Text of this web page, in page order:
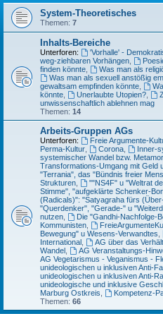
System-Theoretisches
Themen: 7
Inhalts-Bereiche
Unterforen: 'Vorhalle' -
weg-ziehbaren Vorhängen
finden könnte
Was man als
Was man als sexuell anstößig
gewaltsam empfinden könnte
könnte
Unerlaubte Utopien?,
unwissenschaftlich ablehnen mag
Themen: 14
Arbeits-Gruppen AGs
Unterforen: Freie Argumente-
Perma-Kultur
Corona, Inner-
systemischer Wandel bzw.
Transformations-Umgang mit Geld
"Terrania", das "Bündnis freier
Strukturen
""NS4F" u "Weltrat
Stimme", "aufgeklärte Schenker-
(Radicals)": "Satyagraha fürs
"Querdenker", "Gerade-" u
nutzen
Die "Gandhi-Nachfolge-
Kommunisten
Bewegung" u Wesens-Verwandtes
International
AG über das
Wandel
AG Veranstaltungs-
AG Vegetarismus - Veganismus -
unideologischen u inklusiven Anti-
unideologischen u inklusiven Anti-
unideologische und inklusive
Marburg Ostkreis
Kompetenz-
Themen: 66